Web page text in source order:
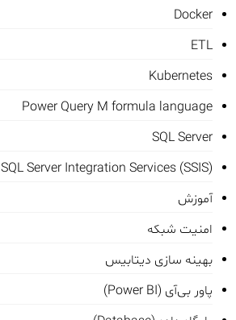
Docker
ETL
Kubernetes
Power Query M formula language
SQL Server
SQL Server Integration Services (SSIS)
آموزش
امنیت شبکه
بهینه سازی دیتابیس
پاور بی‌آی (Power BI)